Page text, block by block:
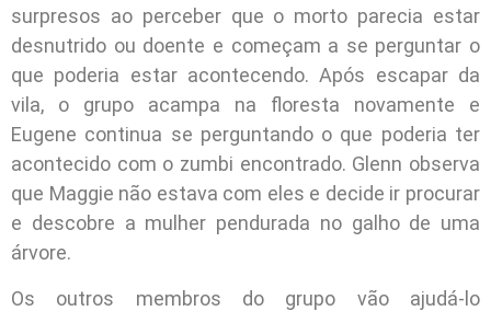
surpresos ao perceber que o morto parecia estar
desnutrido ou doente e começam a se perguntar o
que poderia estar acontecendo. Após escapar da
vila, o grupo acampa na floresta novamente e
Eugene continua se perguntando o que poderia ter
acontecido com o zumbi encontrado. Glenn observa
que Maggie não estava com eles e decide ir procurar
e descobre a mulher pendurada no galho de uma
árvore.
Os outros membros do grupo vão ajudá-lo